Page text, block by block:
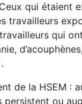
qui étaient
qui
de la HSEM :
ou